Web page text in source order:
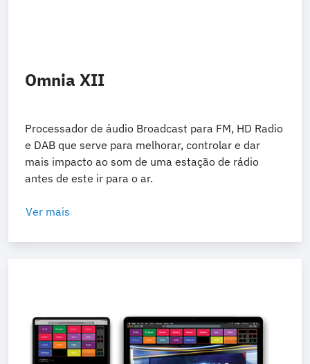
Omnia XII
Processador de áudio Broadcast para FM, HD Radio
e DAB que serve para melhorar, controlar e dar
mais impacto ao som de uma estação de rádio
antes de este ir para o ar.
Ver mais